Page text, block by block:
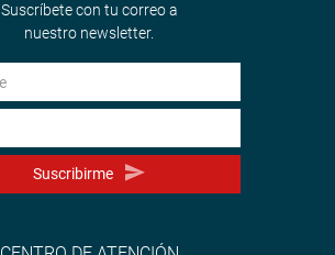
Suscríbete con tu correo a
nuestro newsletter.
Suscribirme